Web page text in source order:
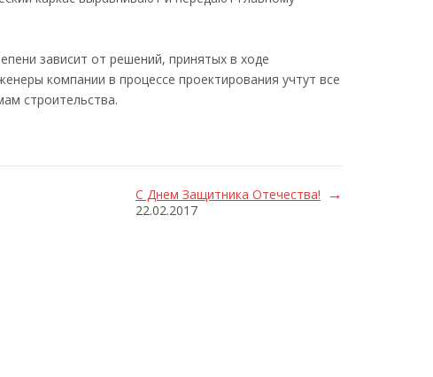
зависит от решений, принятых в ходе
компании в процессе проектирования учтут все
строительства.
С Днем Защитника Отечества!
22.02.2017